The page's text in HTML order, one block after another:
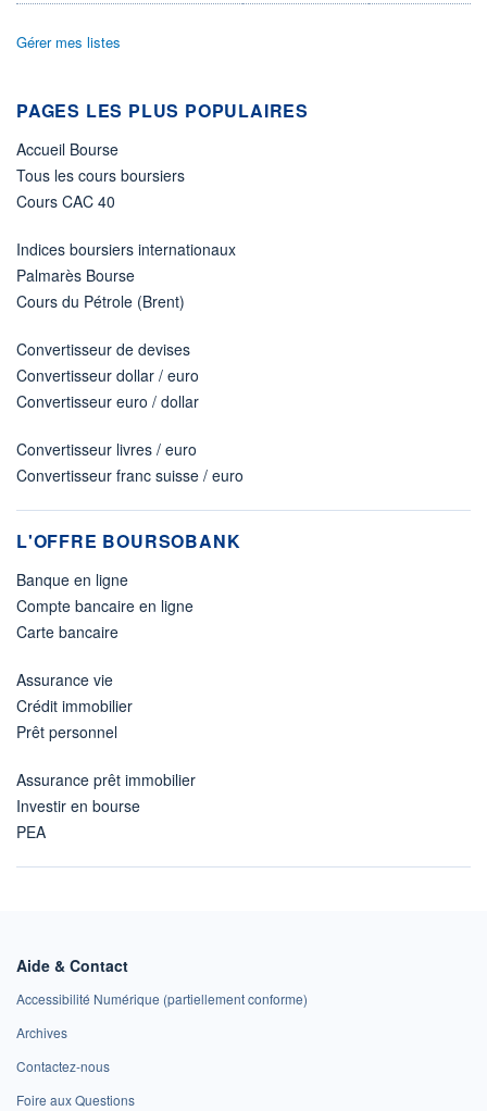
ÉLIGIBILITÉ
Non éligible
+ PORTEFEUILLE
Gérer mes listes
PAGES LES PLUS POPULAIRES
Accueil Bourse
Tous les cours boursiers
Cours CAC 40
Indices boursiers internationaux
Palmarès Bourse
Cours du Pétrole (Brent)
Convertisseur de devises
Convertisseur dollar / euro
Convertisseur euro / dollar
Convertisseur livres / euro
Convertisseur franc suisse / euro
L'OFFRE BOURSOBANK
Banque en ligne
Compte bancaire en ligne
Carte bancaire
Assurance vie
Crédit immobilier
Prêt personnel
Assurance prêt immobilier
Investir en bourse
PEA
Aide & Contact
Accessibilité Numérique (partiellement conforme)
Archives
Contactez-nous
Foire aux Questions